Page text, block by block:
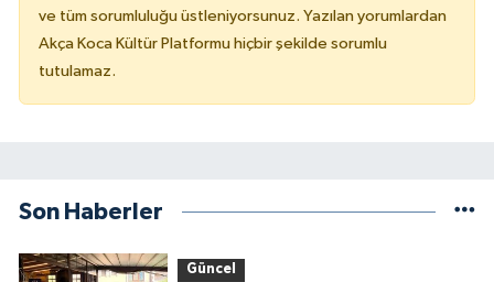
ve tüm sorumluluğu üstleniyorsunuz. Yazılan yorumlardan
Akça Koca Kültür Platformu hiçbir şekilde sorumlu
tutulamaz.
Son Haberler
Güncel